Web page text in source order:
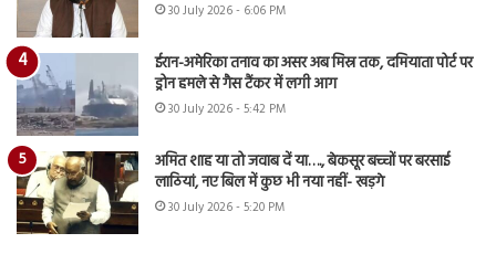
30 July 2026 - 6:06 PM
ईरान-अमेरिका तनाव का असर अब मिस्र तक, दमियाता पोर्ट पर
ड्रोन हमले से गैस टैंकर में लगी आग
30 July 2026 - 5:42 PM
अमित शाह या तो जवाब दें या…., बेकसूर बच्चों पर बरसाई
लाठियां, नए बिल में कुछ भी नया नहीं- खड़गे
30 July 2026 - 5:20 PM